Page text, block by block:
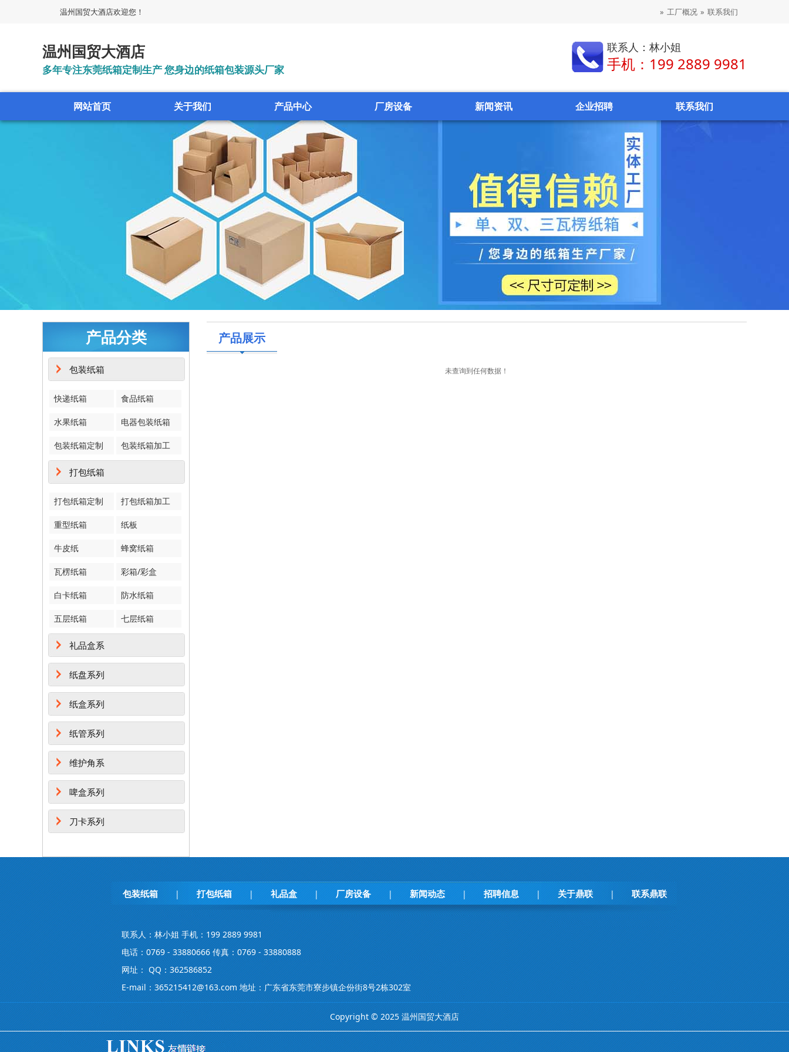
温州国贸大酒店欢迎您！ » 工厂概况 » 联系我们
温州国贸大酒店
多年专注东莞纸箱定制生产 您身边的纸箱包装源头厂家
联系人：林小姐
手机：199 2889 9981
网站首页 关于我们 产品中心 厂房设备 新闻资讯 企业招聘 联系我们
产品分类
包装纸箱
快递纸箱 食品纸箱
水果纸箱 电器包装纸箱
包装纸箱定制 包装纸箱加工
打包纸箱
打包纸箱定制 打包纸箱加工
重型纸箱 纸板
牛皮纸 蜂窝纸箱
瓦楞纸箱 彩箱/彩盒
白卡纸箱 防水纸箱
五层纸箱 七层纸箱
礼品盒系
纸盘系列
纸盒系列
纸管系列
维护角系
啤盒系列
刀卡系列
产品展示
未查询到任何数据！
包装纸箱 | 打包纸箱 | 礼品盒 | 厂房设备 | 新闻动态 | 招聘信息 | 关于鼎联 | 联系鼎联
联系人：林小姐 手机：199 2889 9981
电话：0769 - 33880666 传真：0769 - 33880888
网址： QQ：362586852
E-mail：365215412@163.com 地址：广东省东莞市寮步镇企份街8号2栋302室
Copyright © 2025 温州国贸大酒店